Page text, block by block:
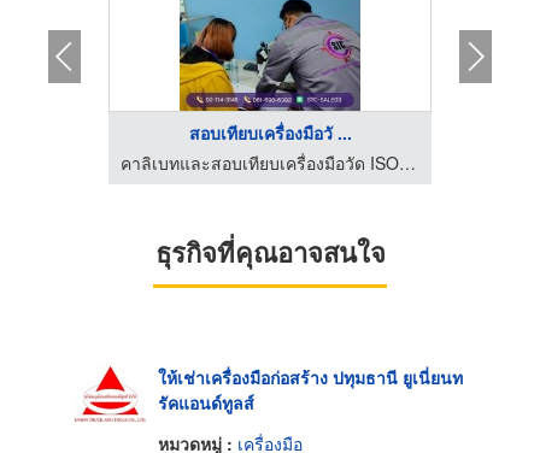
สอบเทียบเครื่องมือวั ...
คาลิเบทและสอบเทียบเครื่องมือวัด ISO/IEC 17025 - STC
ธุรกิจที่คุณอาจสนใจ
ให้เช่าเครื่องมือก่อสร้าง ปทุมธานี ยูเนี่ยนท
รัคแอนด์ทูลส์
หมวดหมู่ : เครื่องมือ